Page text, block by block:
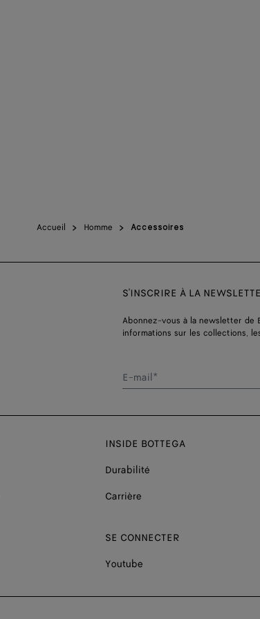
Accueil Homme Accessoires
S'INSCRIRE À LA
Abonnez-vous à la newsletter de
informations sur les collections,
E-mail*
INSIDE BOTTEGA
Durabilité
Carrière
SE CONNECTER
Youtube